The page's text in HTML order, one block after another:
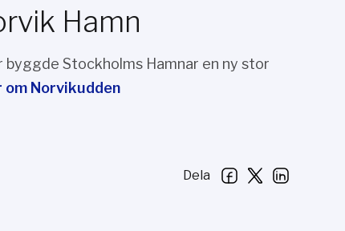
Hamn
Stockholms Hamnar en ny stor
om Norvikudden
Dela